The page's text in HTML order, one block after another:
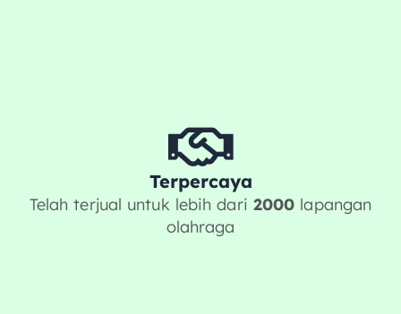
Terpercaya
Telah terjual untuk lebih dari 2000 lapangan
olahraga